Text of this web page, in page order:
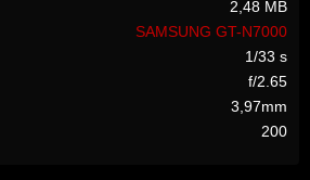
2,48 MB
SAMSUNG GT-N7000
1/33 s
f/2.65
3,97mm
200